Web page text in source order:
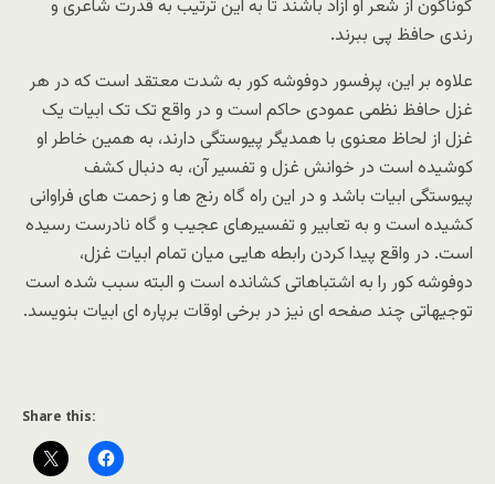
گوناگون از شعر او آزاد باشند تا به این ترتیب به قدرت شاعری و
رندی حافظ پی ببرند.
علاوه بر این، پرفسور دوفوشه کور به شدت معتقد است که در هر
غزل حافظ نظمی عمودی حاکم است و در واقع تک تک ابیات یک
غزل از لحاظ معنوی با همدیگر پیوستگی دارند، به همین خاطر او
کوشیده است در خوانش غزل و تفسیر آن، به دنبال کشف
پیوستگی ابیات باشد و در این راه گاه رنج ها و زحمت های فراوانی
کشیده است و به تعابیر و تفسیرهای عجیب و گاه نادرست رسیده
است. در واقع پیدا کردن رابطه هایی میان تمام ابیات غزل،
دوفوشه کور را به اشتباهاتی کشانده است و البته سبب شده است
توجیهاتی چند صفحه ای نیز در برخی اوقات برپاره ای ابیات بنویسد.
Share this: